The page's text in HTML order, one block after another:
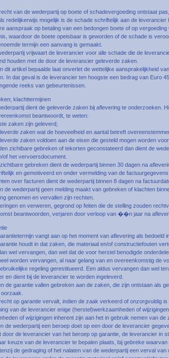
van de wederpartij op boete of schadevergoeding ontstaat
redelijkerwijs mogelijk is de schade schriftelijk aan de leverancier
aanspraak op betaling van een bedongen boete of op
waardoor de boete opeisbaar is geworden of de schade is
termijn een aanvang is gemaakt.
vrijwaart de leverancier voor alle schade die de
houden met de door de leverancier geleverde zaken.
dit artikel bepaalde laat onverlet de wettelijke aansprakelijkheid
In dat geval is de leverancier ten hoogste een bedrag van Euro
reeks van gebeurtenissen.
klachttermijnen
dient de geleverde zaken bij aflevering te onderzoeken.
beantwoordt, te weten:
zaken zijn geleverd;
zaken wat de hoeveelheid en aantal betreft
zaken voldoen aan de eisen die gesteld mogen worden
zichtbare gebreken of tekorten geconstateerd dan dient de
of het vervoersdocument.
gebreken dient de wederpartij binnen 30 dagen na
en gemotiveerd en onder vermelding van de
over facturen dient de wederpartij binnen 8 dagen na
de wederpartij geen melding maakt van gebreken of klachten
genomen en vervallen zijn rechten.
en verweren, gegrond op feiten die de stelling zouden
beantwoorden, verjaren door verloop van ��n jaar na
vangt aan op het moment van aflevering als bedoeld
houdt in dat zaken, die materiaal en/of constructiefouten
wel vervangen, dan wel dat de voor herstel benodigde
worden vervangen, al naar gelang van en overeenkomstig de
regeling gerestitueerd. Een aldus vervangen dan wel
en dient bij de leverancier te worden ingeleverd.
de garantie vallen gebreken aan de zaken, die zijn ontstaan als
op garantie vervalt, indien de zaak verkeerd of onzorgvuldig
van de leverancier enige (herstel)werkzaamheden of
of wijzigingen inherent zijn aan het in gebruik nemen van de
de wederpartij een beroep doet op een door de leverancier
door de leverancier van het beroep op garantie, de leverancier in
keuze van de leverancier te bepalen plaats, bij gebreke
de gedraging of het nalaten van de wederpartij een verval